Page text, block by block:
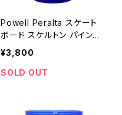
Powell Peralta スケート
ボード スケルトン パイント
グラス ブラックライト
¥3,800
SOLD OUT